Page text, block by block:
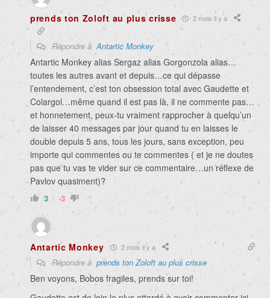
prends ton Zoloft au plus crisse 2 mois il y a
Répondre àAntartic Monkey
Antartic Monkey alias Sergaz alias Gorgonzola alias…
toutes les autres avant et depuis…ce qui dépasse
l’entendement, c’est ton obsession total avec Gaudette et
Colargol…même quand il est pas là, il ne commente pas…
et honnetement, peux-tu vraiment rapprocher à quelqu’un
de laisser 40 messages par jour quand tu en laisses le
double depuis 5 ans, tous les jours, sans exception, peu
importe qui commentes ou te commentes ( et je ne doutes
pas que tu vas te vider sur ce commentaire…un réflexe de
Pavlov quasiment)?
3 -3
Antartic Monkey 2 mois il y a
Répondre à prends ton Zoloft au plus crisse
Ben voyons, Bobos fragiles, prends sur toi!